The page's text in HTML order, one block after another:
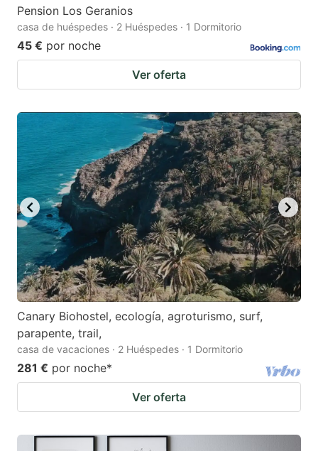
Pension Los Geranios
casa de huéspedes · 2 Huéspedes · 1 Dormitorio
45 € por noche
Ver oferta
Canary Biohostel, ecología, agroturismo, surf,
parapente, trail,
casa de vacaciones · 2 Huéspedes · 1 Dormitorio
281 € por noche*
Ver oferta